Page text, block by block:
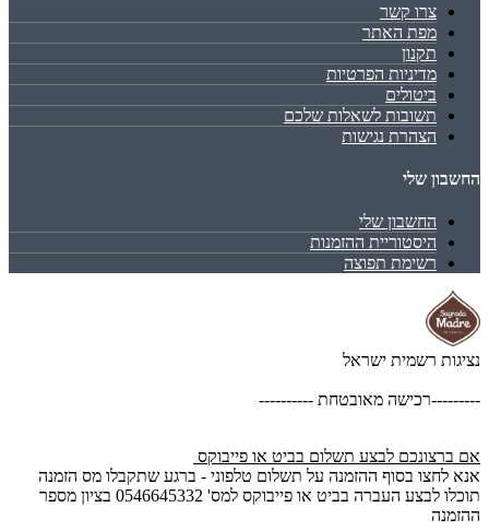
צרו קשר
מפת האתר
תקנון
מדיניות הפרטיות
ביטולים
תשובות לשאלות שלכם
הצהרת נגישות
החשבון שלי
החשבון שלי
היסטוריית ההזמנות
רשימת תפוצה
נציגות רשמית ישראל
---------רכישה מאובטחת ----------
אם ברצונכם לבצע תשלום בביט או פייבוקס
אנא לחצו בסוף ההזמנה על תשלום טלפוני - ברגע שתקבלו מס הזמנה
תוכלו לבצע העברה בביט או פייבוקס למס' 0546645332 בציון מספר
ההזמנה